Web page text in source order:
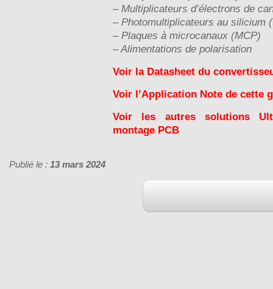
– Multiplicateurs d’électrons de
– Photomultiplicateurs au silicium
– Plaques à microcanaux (MCP)
– Alimentations de polarisation
Voir la Datasheet du
Voir l’Application Note de cette
Voir les autres solutions
montage PCB
Publié le : 13 mars 2024